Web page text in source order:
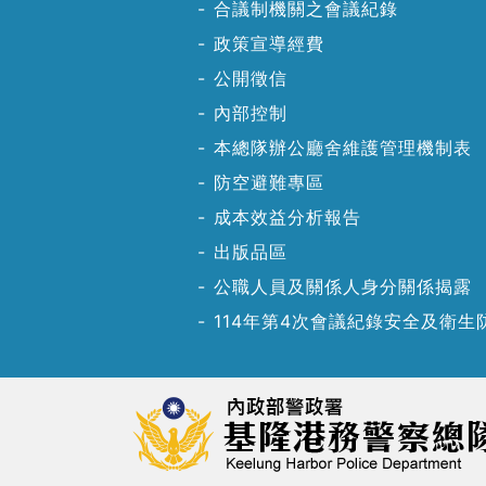
合議制機關之會議紀錄
政策宣導經費
公開徵信
內部控制
本總隊辦公廳舍維護管理機制表
防空避難專區
成本效益分析報告
出版品區
公職人員及關係人身分關係揭露
114年第4次會議紀錄安全及衛生